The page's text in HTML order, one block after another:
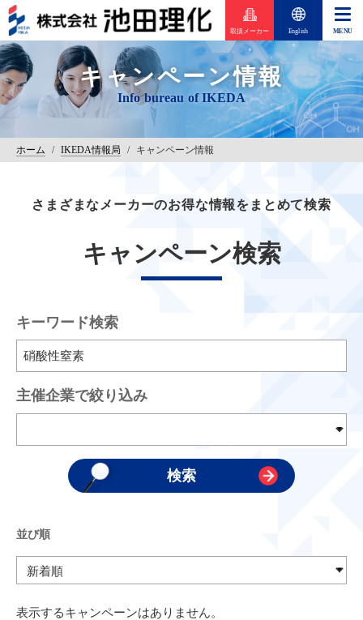
取扱メーカー English
キャンペーン情報
ホーム / IKEDA情報局 / キャンペーン情報
さまざまなメーカーのお得な情報をまとめて検索
キャンペーン検索
キーワード検索
主催企業で絞り込み
並び順
表示するキャンペーンはありません。